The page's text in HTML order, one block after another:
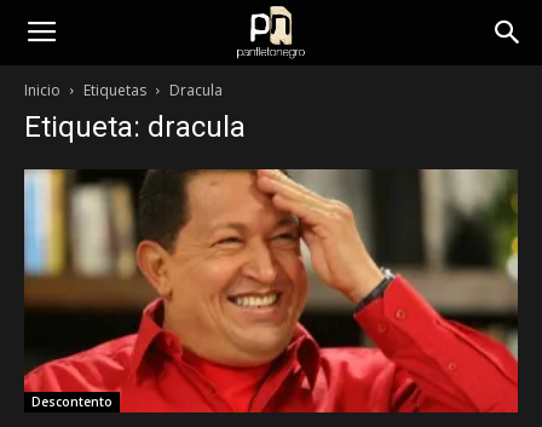
panfletonegro
Inicio Etiquetas Dracula
Etiqueta: dracula
Descontento